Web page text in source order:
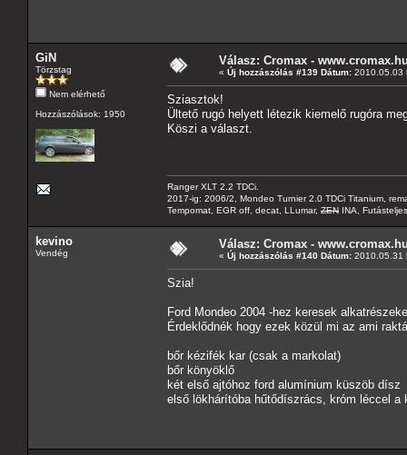
GiN
Törzstag
Nem elérhető
Hozzászólások: 1950
Válasz: Cromax -
« Új hozzászólás #139 Dátum: 2010.05.03
Sziasztok!
Ültető rugó helyett létezik kiemelő rugóra
Köszi a választ.
Ranger XLT 2.2 TDCi.
2017-ig: 2006/2, Mondeo Turnier 2.0 TDCi Titanium,
Tempomat, EGR off, decat, LLumar, ZEN INA,
kevino
Vendég
Válasz: Cromax -
« Új hozzászólás #140 Dátum: 2010.05.31
Szia!
Ford Mondeo 2004 -hez keresek
Érdeklődnék hogy ezek közül mi az ami
bőr kézifék kar (csak a markolat)
bőr könyöklő
két első ajtóhoz ford alumínium küszöb dísz
első lökhárítóba hűtődíszrács, króm léccel a